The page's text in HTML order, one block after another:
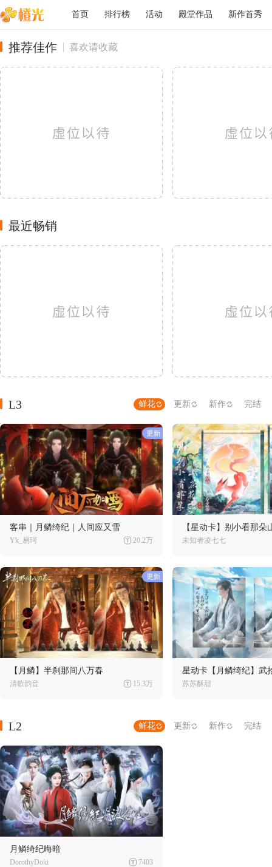
首页 排行榜 活动 殿堂作品 新作首秀
推荐佳作 喜欢请收藏
最近畅销
L3 鲜花 更新 新作 完结
客串｜月鳞绮纪｜人间应又雪
Yk_易珂 20.2万
【星动卡】别小看那朵
未知者凌七七
【月鳞】半刹那间八万春
清歌韵音 15.3万
星动卡【月鳞绮纪】武
苏苏酥甜
L2 鲜花 更新 新作 完结
月鳞绮纪晦暗
DorothyDoki 7403